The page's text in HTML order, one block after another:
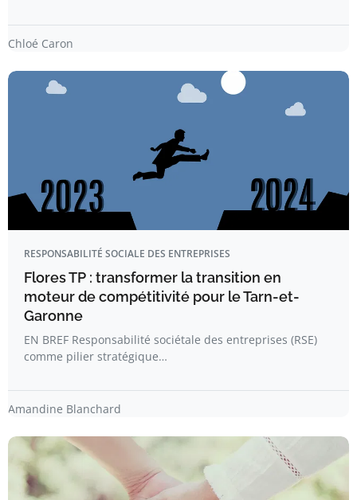
Chloé Caron
RESPONSABILITÉ SOCIALE DES ENTREPRISES
Flores TP : transformer la transition en
moteur de compétitivité pour le Tarn-et-
Garonne
EN BREF Responsabilité sociétale des entreprises (RSE)
comme pilier stratégique…
Amandine Blanchard